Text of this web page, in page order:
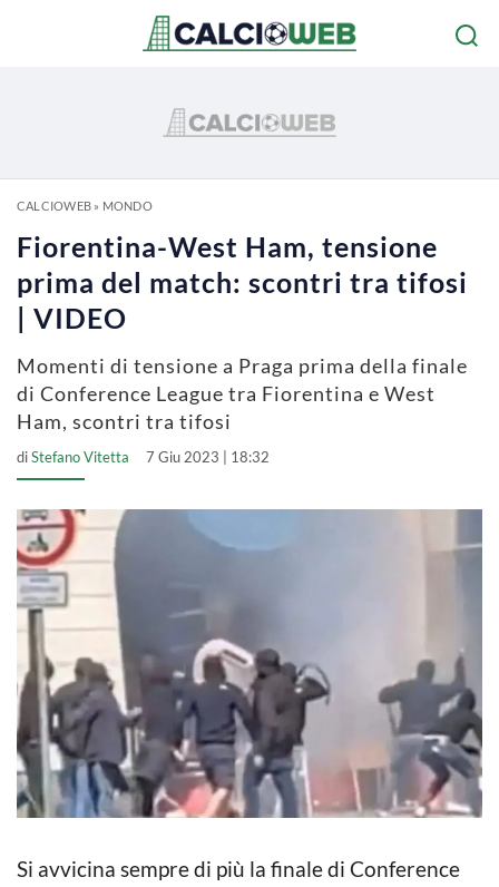
CALCIOWEB» MONDO
Fiorentina-West Ham, tensione
prima del match: scontri tra tifosi
| VIDEO
Momenti di tensione a Praga prima della finale
di Conference League tra Fiorentina e West
Ham, scontri tra tifosi
diStefano Vitetta 7 Giu 2023 | 18:32
Si avvicina sempre di più la finale di Conference